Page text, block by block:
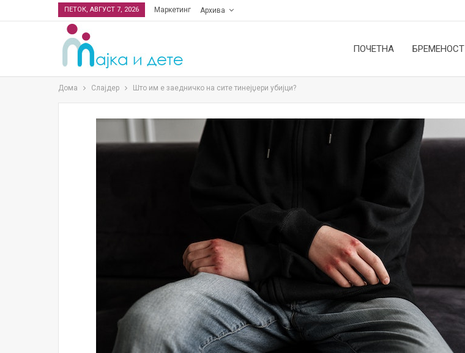
ПЕТОК, АВГУСТ 7, 2026 Маркетинг Архива
ПОЧЕТНА БРЕМЕНОСТ
Дома Слајдер Што им е заедничко на сите тинејџери убијци?
Финците вложија
кал, за посилен
Мајка и Дете